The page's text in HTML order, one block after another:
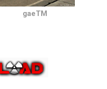
gaeTM